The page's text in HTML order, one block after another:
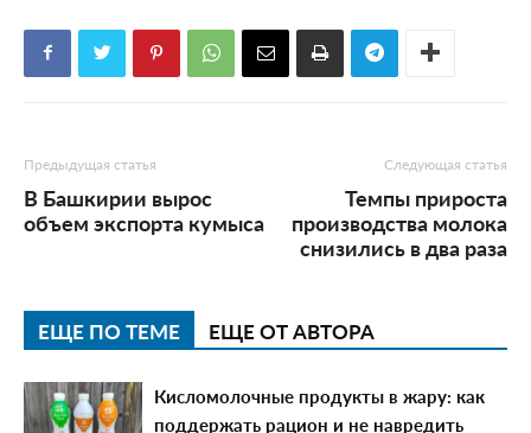
Предыдущая статья
В Башкирии вырос
объем экспорта кумыса
Следующая статья
Темпы прироста
производства молока
снизились в два раза
ЕЩЕ ПО ТЕМЕ ЕЩЕ ОТ АВТОРА
Кисломолочные продукты в жару: как
поддержать рацион и не навредить